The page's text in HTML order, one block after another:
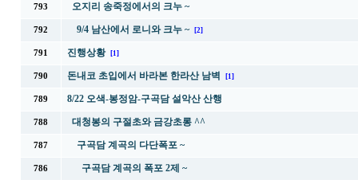
793 오지리 송죽정에서의 크누 ~
792 9/4 남산에서 로니와 크누 ~ [2]
791 진행상황 [1]
790 돈내코 초입에서 바라본 한라산 남벽 [1]
789 8/22 오색-봉정암-구곡담 설악산 산행
788 대청봉의 구절초와 금강초롱 ^^
787 구곡담 계곡의 다단폭포 ~
786 구곡담 계곡의 폭포 2제 ~